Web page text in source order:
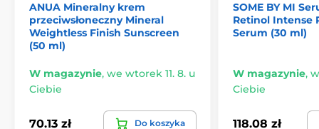
ANUA Mineralny krem
przeciwsłoneczny Mineral
Weightless Finish Sunscreen
(50 ml)
W magazynie, we wtorek 11. 8. u
Ciebie
70.13 zł Do koszyka
SOME BY MI
Retinol Intense
Serum (30 ml)
W magazynie,
Ciebie
118.08 zł